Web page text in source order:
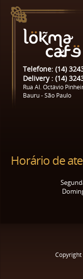
Telefone: (14)
Delivery : (14)
Rua Al. Octávio
Bauru - São Paulo
Horário de